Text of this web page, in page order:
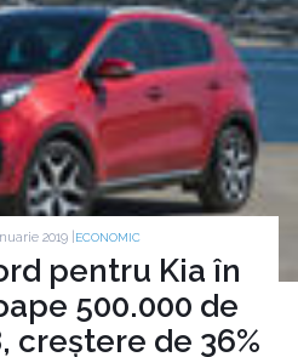
2019 | ECONOMIC
pentru Kia în
500.000 de
creștere de 36%